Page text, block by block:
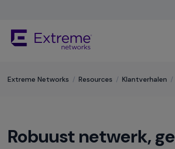
Content
keyboard
keys,
enter,
Extreme Networks / Resources / Klantverhalen /
Robuust netwerk,